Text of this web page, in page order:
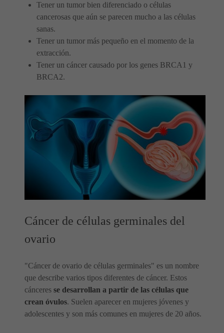
Tener un tumor bien diferenciado o células
cancerosas que aún se parecen mucho a las células
sanas.
Tener un tumor más pequeño en el momento de la
extracción.
Tener un cáncer causado por los genes BRCA1 y
BRCA2.
Cáncer de células germinales del
ovario
"Cáncer de ovario de células germinales" es un nombre
que describe varios tipos diferentes de cáncer. Estos
cánceres se desarrollan a partir de las células que
crean óvulos. Suelen aparecer en mujeres jóvenes y
adolescentes y son más comunes en mujeres de 20 años.